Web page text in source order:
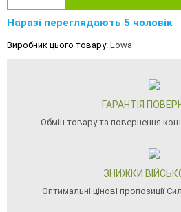
Наразі переглядають 5 чоловік
Виробник цього товару: Lowa
ГАРАНТІЯ
Обмін товару та повернення
ЗНИЖКИ
Оптимальні цінові пропозиції